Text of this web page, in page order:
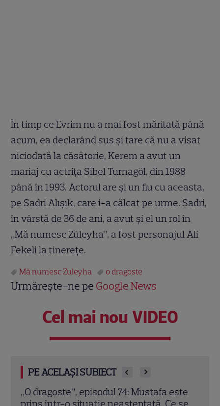
În timp ce Evrim nu a mai fost măritată până
acum, ea declarând sus și tare că nu a visat
niciodată la căsătorie, Kerem a avut un
mariaj cu actrița Sibel Turnagöl, din 1988
până în 1993. Actorul are și un fiu cu aceasta,
pe Sadri Alışık, care i-a călcat pe urme. Sadri,
în vârstă de 36 de ani, a avut și el un rol în
„Mă numesc Züleyha”, a fost personajul Ali
Fekeli la tinerețe.
Mă numesc Zuleyha o dragoste
Urmărește-ne pe Google News
Cel mai nou VIDEO
PE ACELAȘI SUBIECT
„O dragoste”, episodul 73 (17 iunie 2026):